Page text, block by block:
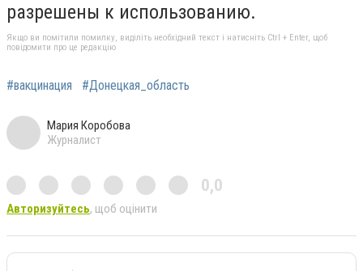
разрешены к использованию.
Якщо ви помітили помилку, виділіть необхідний текст і натисніть Ctrl + Enter, щоб
повідомити про це редакцію
#вакцинация #Донецкая_область
Мария Коробова
Журналист
0,0
Авторизуйтесь, щоб оцінити